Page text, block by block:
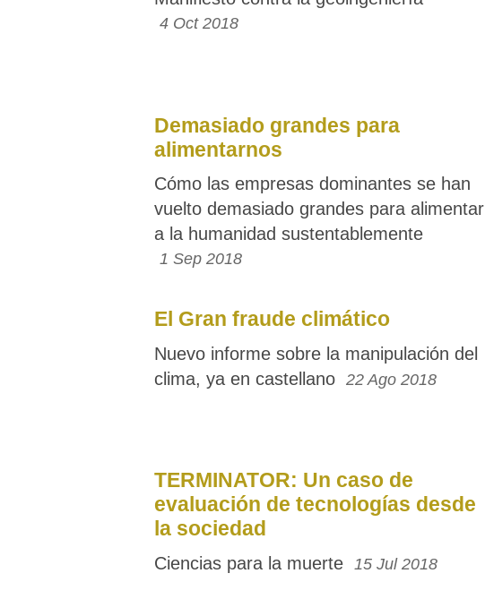
4 Oct 2018
Demasiado grandes para
alimentarnos
Cómo las empresas dominantes se han
vuelto demasiado grandes para alimentar
a la humanidad sustentablemente
1 Sep 2018
El Gran fraude climático
Nuevo informe sobre la manipulación del
clima, ya en castellano 22 Ago 2018
TERMINATOR: Un caso de
evaluación de tecnologías desde
la sociedad
Ciencias para la muerte 15 Jul 2018